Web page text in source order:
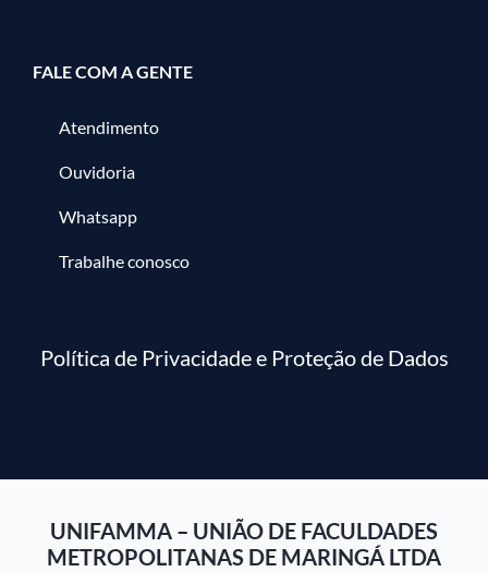
FALE COM A GENTE
Atendimento
Ouvidoria
Whatsapp
Trabalhe conosco
Política de Privacidade e Proteção de Dados
UNIFAMMA – UNIÃO DE FACULDADES
METROPOLITANAS DE MARINGÁ LTDA